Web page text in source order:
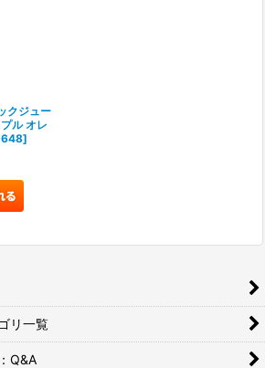
クジュー
ル オレ
]
リ一覧
Q&A